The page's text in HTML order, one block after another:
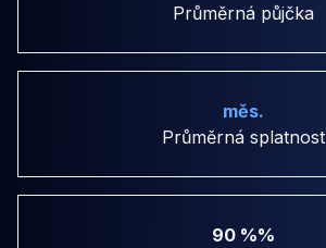
Průměrná půjčka
měs.
Průměrná splatnost
90 %%